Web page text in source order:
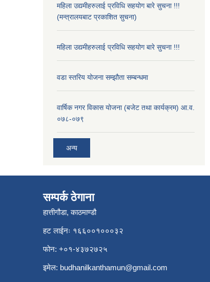
महिला उद्यमीहरुलाई प्रविधि सहयोग बारे सुचना !!!
(मन्त्रालयबाट प्रकाशित सुचना)
महिला उद्यमीहरुलाई प्रविधि सहयोग बारे सुचना !!!
वडा स्तरिय योजना सम्झौता सम्बन्धमा
वार्षिक नगर विकास योजना (बजेट तथा कार्यक्रम) आ.व.
०७८-०७९
अन्य
सम्पर्क ठेगाना
हात्तीगौडा, काठमाण्डौ
हट लाईनः १६६००१०००३२
फोन: +०१-४३७२७२५
इमेल: budhanilkanthamun@gmail.com